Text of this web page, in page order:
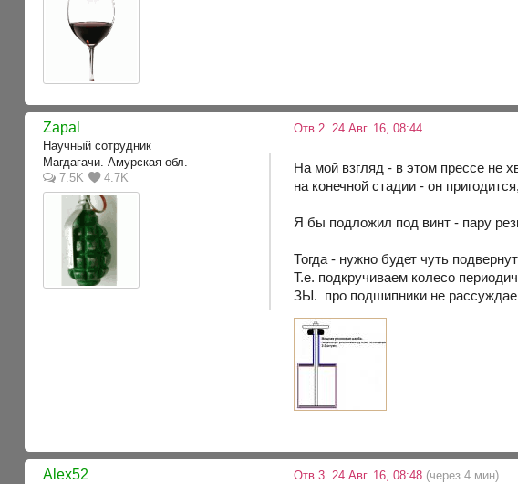
Zapal
Научный сотрудник
Магдагачи. Амурская обл.
7.5K
4.7K
Отв.2 24 Авг. 16, 08:44
На мой взгляд - в этом прессе не
на конечной стадии - он
Я бы подложил под винт - пару
Тогда - нужно будет чуть
Т.е. подкручиваем колесо
ЗЫ. про подшипники не
Alex52 Отв.3 24 Авг. 16, 08:48 (через 4 мин)